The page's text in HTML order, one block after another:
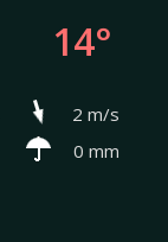
14°
2 m/s
0 mm